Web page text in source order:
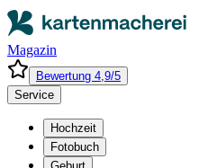
Magazin
Bewertung 4,9/5
Service
Hochzeit
Fotobuch